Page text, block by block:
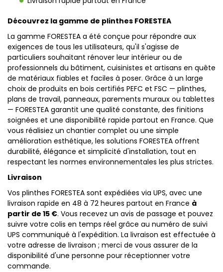
Découvrez la gamme de plinthes FORESTEA
La gamme FORESTEA a été conçue pour répondre aux
exigences de tous les utilisateurs, qu'il s'agisse de
particuliers souhaitant rénover leur intérieur ou de
professionnels du bâtiment, cuisinistes et artisans en quête
de matériaux fiables et faciles à poser. Grâce à un large
choix de produits en bois certifiés PEFC et FSC — plinthes,
plans de travail, panneaux, parements muraux ou tablettes
— FORESTEA garantit une qualité constante, des finitions
soignées et une disponibilité rapide partout en France. Que
vous réalisiez un chantier complet ou une simple
amélioration esthétique, les solutions FORESTEA offrent
durabilité, élégance et simplicité d'installation, tout en
respectant les normes environnementales les plus strictes.
Livraison
Vos plinthes FORESTEA sont expédiées via UPS, avec une
livraison rapide en 48 à 72 heures partout en France à
partir de 15 €. Vous recevez un avis de passage et pouvez
suivre votre colis en temps réel grâce au numéro de suivi
UPS communiqué à l'expédition. La livraison est effectuée à
votre adresse de livraison ; merci de vous assurer de la
disponibilité d'une personne pour réceptionner votre
commande.